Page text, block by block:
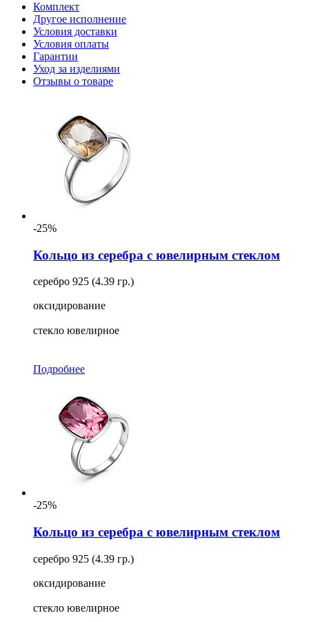
Комплект
Другое исполнение
Условия доставки
Условия оплаты
Гарантии
Уход за изделиями
Отзывы о товаре
-25%
Кольцо из серебра с ювелирным стеклом
серебро 925 (4.39 гр.)
оксидирование
стекло ювелирное
Подробнее
-25%
Кольцо из серебра с ювелирным стеклом
серебро 925 (4.39 гр.)
оксидирование
стекло ювелирное